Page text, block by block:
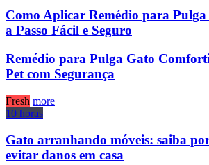
Como Aplicar Remédio para Pulga
a Passo Fácil e Seguro
Remédio para Pulga Gato
Pet com Segurança
Fresh more
10 horas
Gato arranhando móveis: saiba
evitar danos em casa